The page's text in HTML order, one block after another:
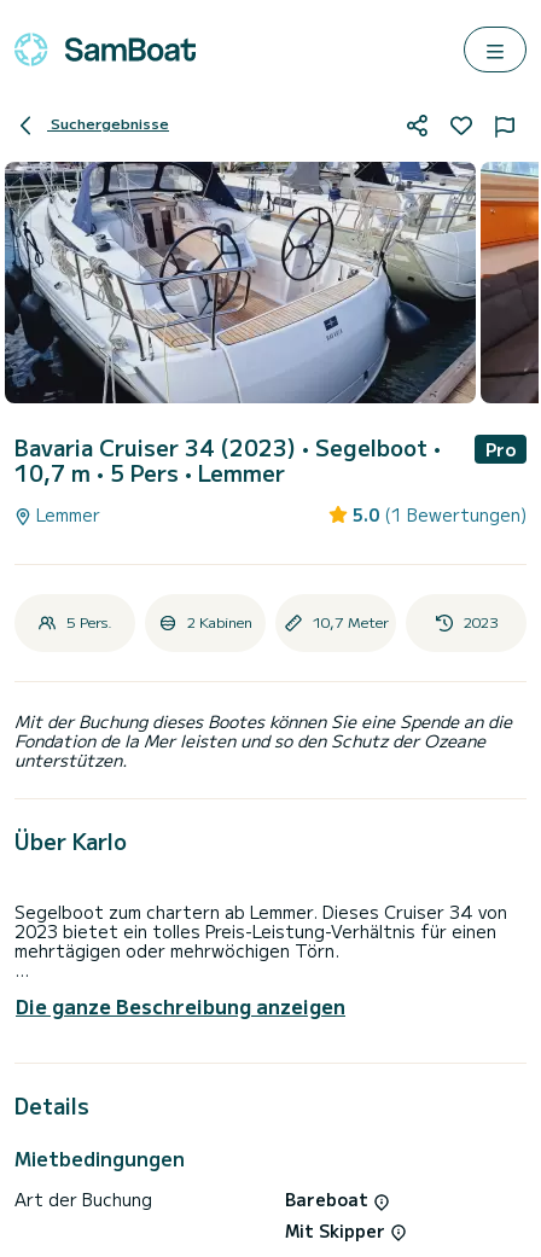
Suchergebnisse
Bavaria Cruiser 34 (2023) • Segelboot •
10,7 m • 5 Pers • Lemmer
Pro
Lemmer 5.0 (1 Bewertungen)
5 Pers. 2 Kabinen 10,7 Meter 2023
Mit der Buchung dieses Bootes können Sie eine Spende an die
Fondation de la Mer leisten und so den Schutz der Ozeane
unterstützen.
Über Karlo
Segelboot zum chartern ab Lemmer. Dieses Cruiser 34 von
2023 bietet ein tolles Preis-Leistung-Verhältnis für einen
mehrtägigen oder mehrwöchigen Törn.
Kapazität von 4 Personen. Mit einer Gesamtlänge von 11
Lemmer zu verbringen.
Cruiser 34 ist ausgestattet mit 1 Toiletten mit Dusche.
ausgestattet.
Bitte fordern Sie Ihr Angebot direkt über die Plattform an,
Die ganze Beschreibung anzeigen
Details
Mietbedingungen
Art der Buchung
Bareboat
Mit Skipper